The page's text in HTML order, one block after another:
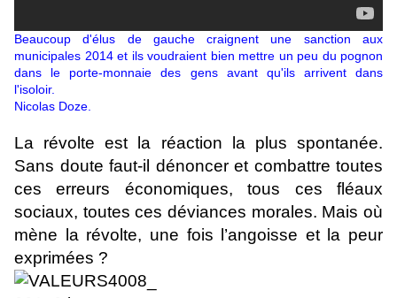
Beaucoup d'élus de gauche craignent une sanction aux
municipales 2014 et ils voudraient bien mettre un peu du pognon
dans le porte-monnaie des gens avant qu'ils arrivent dans
l'isoloir.
Nicolas Doze.
La révolte est la réaction la plus spontanée.
Sans doute faut-il dénoncer et combattre toutes
ces erreurs économiques, tous ces fléaux
sociaux, toutes ces déviances morales. Mais où
mène la révolte, une fois l’angoisse et la peur
exprimées ?